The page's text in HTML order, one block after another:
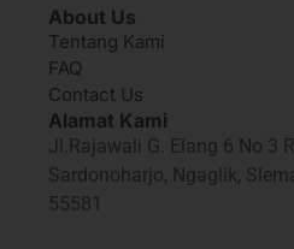
About Us
Tentang Kami
FAQ
Contact Us
Alamat Kami
Jl.Rajawali G. Elang 6 No 3
Sardonoharjo, Ngaglik,
55581